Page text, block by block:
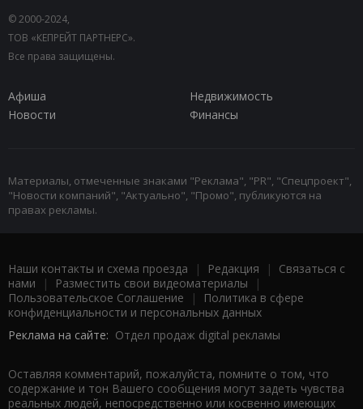
© 2000-2024,
ТОВ «КЕПРЕЙТ ПАРТНЕРС».
Все права защищены.
Афиша
Недвижимость
Новости
Финансы
Материалы, отмеченные знаками "Реклама", "PR", "Спецпроект",
"Новости компаний", "Актуально", "Промо", публикуются на
правах рекламы.
Наши контакты и схема проезда | Редакция | Связаться с
нами | Разместить свои видеоматериалы |
Пользовательское Соглашение |
Политика в сфере
конфиденциальности и персональных данных
Реклама на сайте: Отдел продаж digital рекламы
Оставляя комментарий, пожалуйста, помните о том, что
содержание и тон Вашего сообщения могут задеть чувства
реальных людей, непосредственно или косвенно имеющих